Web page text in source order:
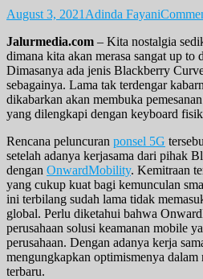
August 3, 2021 Adinda Fayani
Jalurmedia.com – Kita nostalgia
dimana kita akan merasa sangat up to
Dimasanya ada jenis Blackberry
sebagainya. Lama tak terdengar
dikabarkan akan membuka
yang dilengkapi dengan keyboard
Rencana peluncuran ponsel 5G
setelah adanya kerjasama dari pihak
dengan OnwardMobility. Kemitraan
yang cukup kuat bagi kemunculan
ini terbilang sudah lama tidak
global. Perlu diketahui bahwa
perusahaan solusi keamanan mobile
perusahaan. Dengan adanya kerja
mengungkapkan optimismenya dalam
terbaru.